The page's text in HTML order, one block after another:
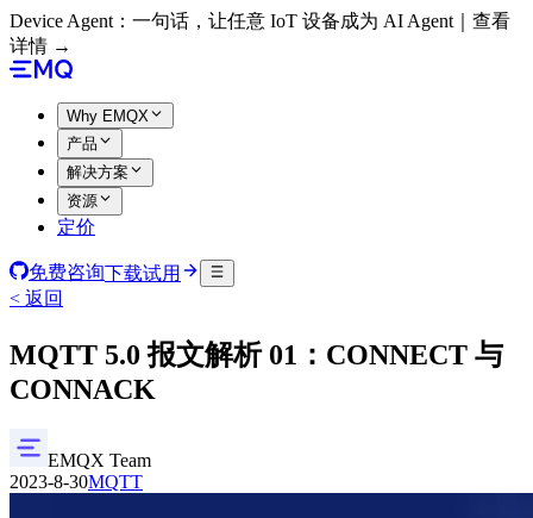
Device Agent：一句话，让任意 IoT 设备成为 AI Agent｜查看
详情 →
Why EMQX
产品
解决方案
资源
定价
免费咨询下载试用
< 返回
MQTT 5.0 报文解析 01：CONNECT 与
CONNACK
EMQX Team
2023-8-30MQTT